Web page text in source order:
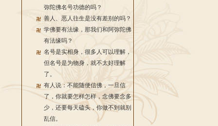
弥陀佛名号功德的吗？
善人、恶人往生是没有差别的吗？
学佛要有法缘，那我们和阿弥陀佛
有法缘吗？
名号是实相身，很多人可以理解，
但名号是为物身，就不太好理解
了。
有人说：不能随便信佛，一旦信
了，你就要怎样怎样，念佛要念多
少，还要每天磕头，你做不到就别
乱信。